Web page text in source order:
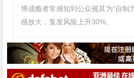
博成瘾者常感知到公众视其为“自制
感放大，复发风险上升30%。